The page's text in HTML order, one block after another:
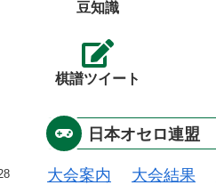
豆知識
棋譜ツイート
日本オセロ連盟
大会案内 大会結果